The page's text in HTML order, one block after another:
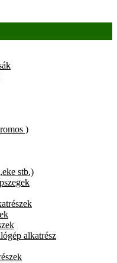
)
stb.)
alkatrész